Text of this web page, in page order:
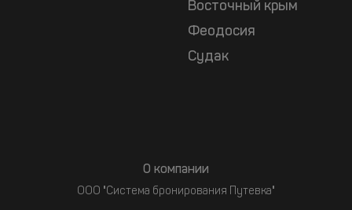
Восточный крым
Феодосия
Судак
О компании
ООО "Система бронирования Путевка"